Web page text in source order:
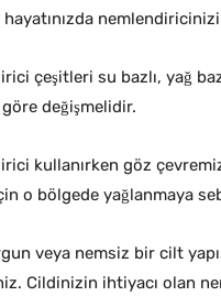
çeşitleri su bazlı, yağ
göre değişmelidir.
kullanırken göz
o bölgede yağlanmaya
veya nemsiz bir cilt
Cildinizin ihtiyacı olan